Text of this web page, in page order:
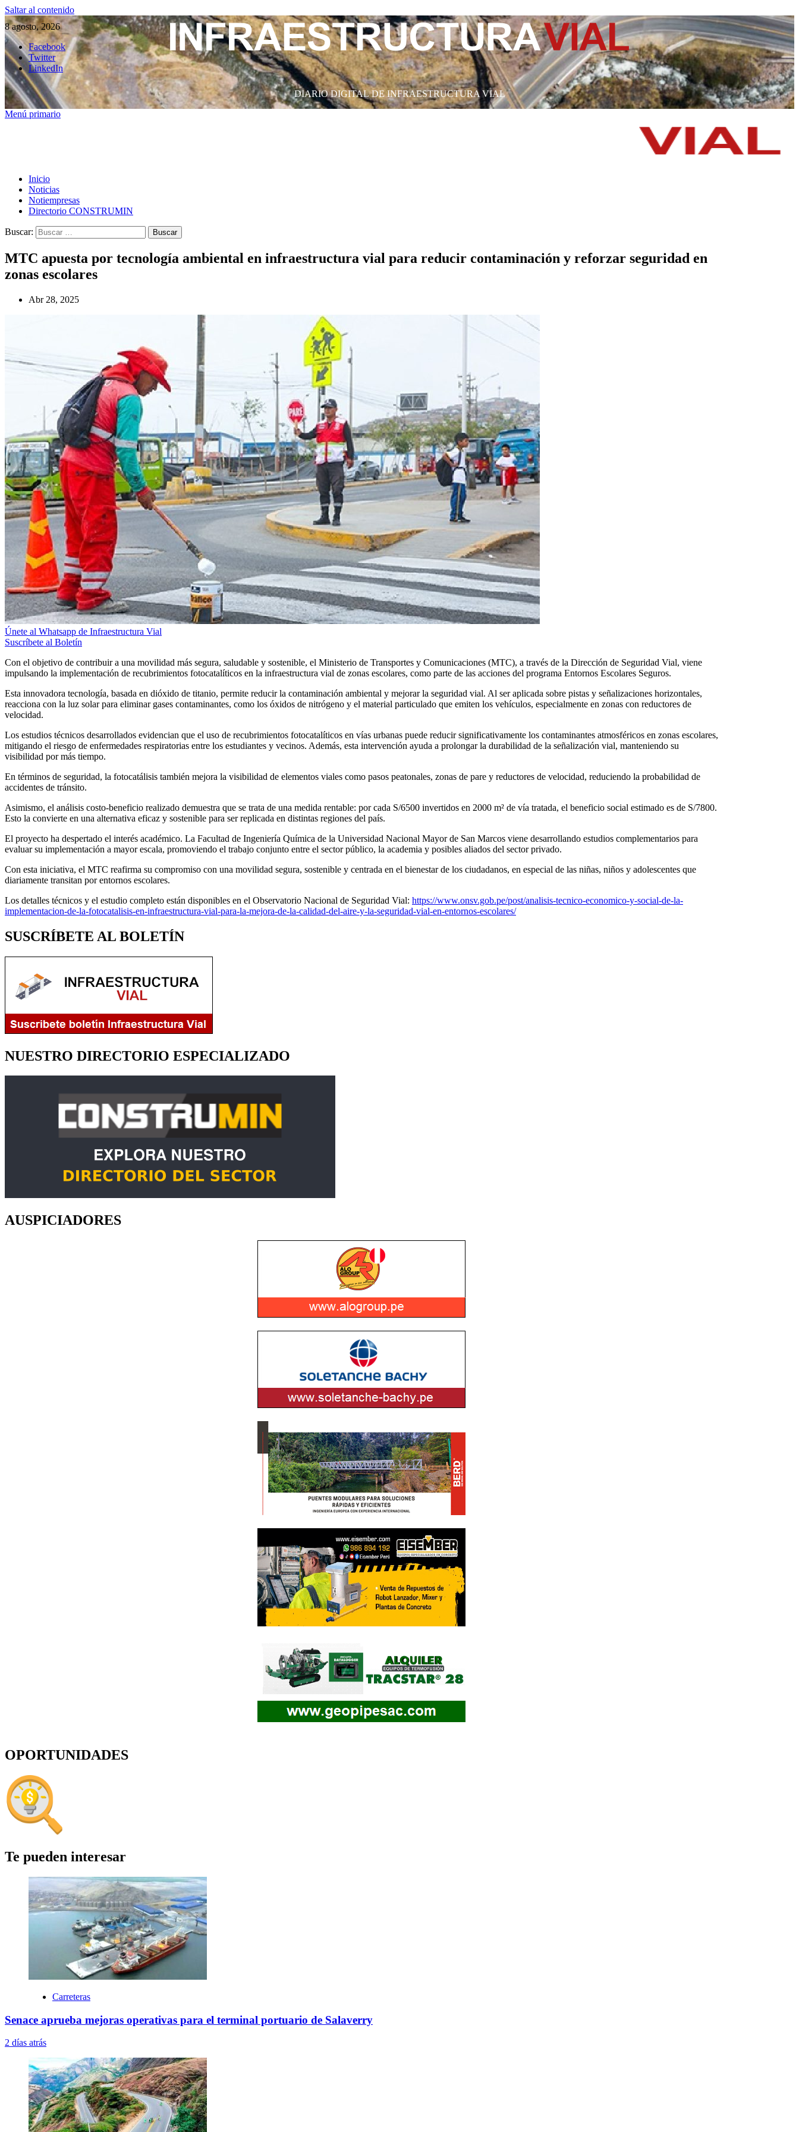
Saltar al contenido
8 agosto, 2026
Facebook
Twitter
LinkedIn
DIARIO DIGITAL DE INFRAESTRUCTURA VIAL
Menú primario
Inicio
Noticias
Notiempresas
Directorio CONSTRUMIN
Buscar:
MTC apuesta por tecnología ambiental en infraestructura vial para reducir contaminación y reforzar seguridad en
zonas escolares
Abr 28, 2025
Únete al Whatsapp de Infraestructura Vial
Suscríbete al Boletín
Con el objetivo de contribuir a una movilidad más segura, saludable y sostenible, el Ministerio de Transportes y Comunicaciones (MTC), a través de la Dirección de Seguridad Vial, viene
impulsando la implementación de recubrimientos fotocatalíticos en la infraestructura vial de zonas escolares, como parte de las acciones del programa Entornos Escolares Seguros.
Esta innovadora tecnología, basada en dióxido de titanio, permite reducir la contaminación ambiental y mejorar la seguridad vial. Al ser aplicada sobre pistas y señalizaciones horizontales,
reacciona con la luz solar para eliminar gases contaminantes, como los óxidos de nitrógeno y el material particulado que emiten los vehículos, especialmente en zonas con reductores de
velocidad.
Los estudios técnicos desarrollados evidencian que el uso de recubrimientos fotocatalíticos en vías urbanas puede reducir significativamente los contaminantes atmosféricos en zonas escolares,
mitigando el riesgo de enfermedades respiratorias entre los estudiantes y vecinos. Además, esta intervención ayuda a prolongar la durabilidad de la señalización vial, manteniendo su
visibilidad por más tiempo.
En términos de seguridad, la fotocatálisis también mejora la visibilidad de elementos viales como pasos peatonales, zonas de pare y reductores de velocidad, reduciendo la probabilidad de
accidentes de tránsito.
Asimismo, el análisis costo-beneficio realizado demuestra que se trata de una medida rentable: por cada S/6500 invertidos en 2000 m² de vía tratada, el beneficio social estimado es de S/7800.
Esto la convierte en una alternativa eficaz y sostenible para ser replicada en distintas regiones del país.
El proyecto ha despertado el interés académico. La Facultad de Ingeniería Química de la Universidad Nacional Mayor de San Marcos viene desarrollando estudios complementarios para
evaluar su implementación a mayor escala, promoviendo el trabajo conjunto entre el sector público, la academia y posibles aliados del sector privado.
Con esta iniciativa, el MTC reafirma su compromiso con una movilidad segura, sostenible y centrada en el bienestar de los ciudadanos, en especial de las niñas, niños y adolescentes que
diariamente transitan por entornos escolares.
Los detalles técnicos y el estudio completo están disponibles en el Observatorio Nacional de Seguridad Vial: https://www.onsv.gob.pe/post/analisis-tecnico-economico-y-social-de-la-
implementacion-de-la-fotocatalisis-en-infraestructura-vial-para-la-mejora-de-la-calidad-del-aire-y-la-seguridad-vial-en-entornos-escolares/
SUSCRÍBETE AL BOLETÍN
NUESTRO DIRECTORIO ESPECIALIZADO
AUSPICIADORES
OPORTUNIDADES
Te pueden interesar
Carreteras
Senace aprueba mejoras operativas para el terminal portuario de Salaverry
2 días atrás